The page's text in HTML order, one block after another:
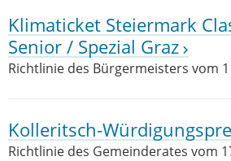
Klimaticket Steiermark
Senior / Spezial Graz
Richtlinie des Bürgermeisters vom
Kolleritsch-
Richtlinie des Gemeinderates vom